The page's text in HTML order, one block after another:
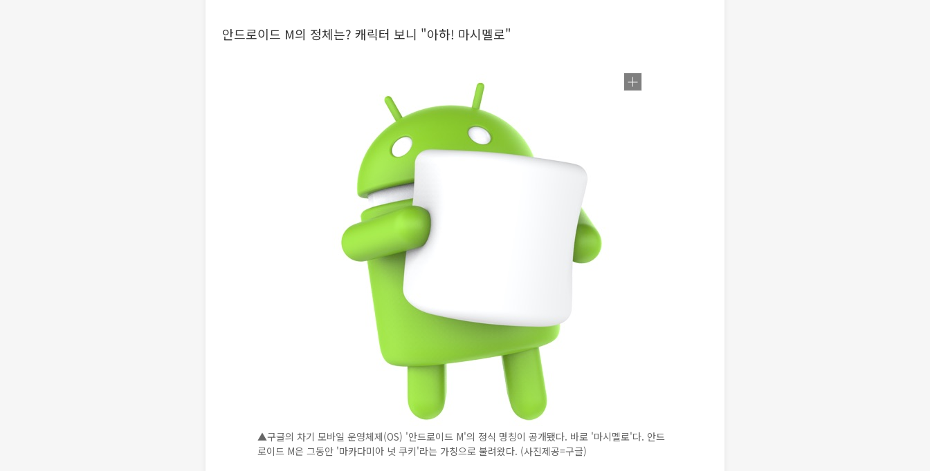
안드로이드 M의 정체는? 캐릭터 보니 "아하! 마시멜로"
▲구글의 차기 모바일 운영체제(OS) '안드로이드 M'의 정식 명칭이 공개됐다. 바로 '마시멜로'다. 안드
로이드 M은 그동안 '마카다미아 넛 쿠키'라는 가칭으로 불려왔다. (사진제공=구글)